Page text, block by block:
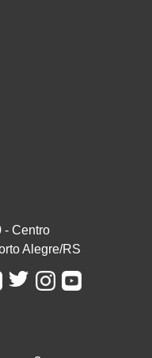
- Centro
Alegre/RS